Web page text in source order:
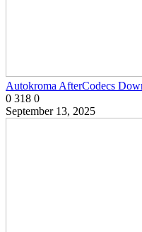
Autokroma AfterCodecs
0 318 0
September 13, 2025